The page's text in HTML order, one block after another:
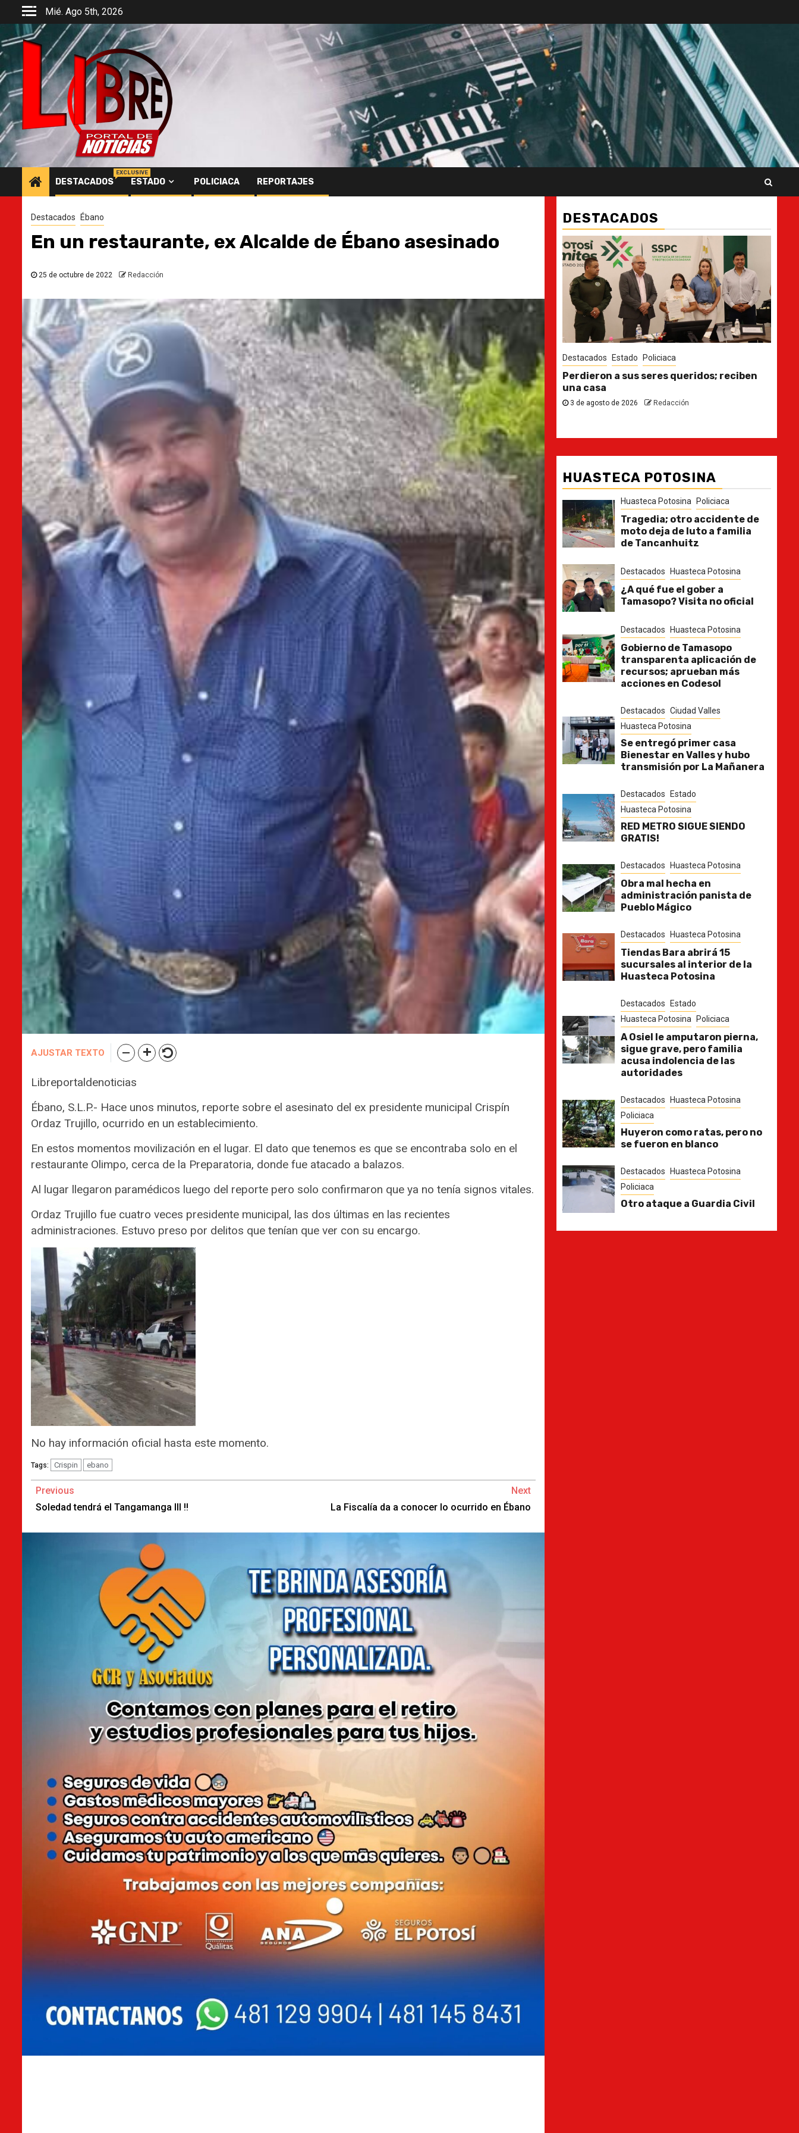
Saltar
contenido
Mié. Ago 5th, 2026
DESTACADOS
EXCLUSIVE
ESTADO POLICIACA REPORTAJES
Destacados Ébano
En un restaurante, ex Alcalde de Ébano asesinado
25 de octubre de 2022 Redacción
AJUSTAR TEXTO
Libreportaldenoticias
Ébano, S.L.P.- Hace unos minutos, reporte sobre el asesinato del ex presidente municipal Crispín
Ordaz Trujillo, ocurrido en un establecimiento.
En estos momentos movilización en el lugar. El dato que tenemos es que se encontraba solo en el
restaurante Olimpo, cerca de la Preparatoria, donde fue atacado a balazos.
Al lugar llegaron paramédicos luego del reporte pero solo confirmaron que ya no tenía signos vitales.
Ordaz Trujillo fue cuatro veces presidente municipal, las dos últimas en las recientes
administraciones. Estuvo preso por delitos que tenían que ver con su encargo.
No hay información oficial hasta este momento.
Tags: Crispin ebano
Continue
Reading
Previous
Soledad tendrá el Tangamanga III !!
Next
La Fiscalía da a conocer lo ocurrido en Ébano
DESTACADOS
Destacados Huasteca Potosina
¿A qué fue el gober a Tamasopo? Visita no
oficial
17 de julio de 2026 Redacción
Destacados Estado
Quinto año de gobierno de carreteras,
transporte y otros proyectos de impacto
en SLP
4 de agosto de 2026 Redacción
Destacados Estado
Perdieron a sus seres queridos; reciben
una casa
3 de agosto de 2026
HUASTECA POTOSINA
Huasteca Potosina Policiaca
Tragedia; otro accidente de
moto deja de luto a familia
de Tancanhuitz
Destacados Huasteca Potosina
¿A qué fue el gober a
Tamasopo? Visita no oficial
Destacados Huasteca Potosina
Gobierno de Tamasopo
transparenta aplicación de
recursos; aprueban más
acciones en Codesol
Destacados Ciudad Valles
Huasteca Potosina
Se entregó primer casa
Bienestar en Valles y hubo
transmisión por La Mañanera
Destacados
Estado
Huasteca Potosina
RED METRO SIGUE SIENDO
GRATIS!
Destacados Huasteca Potosina
Obra mal hecha en
administración panista de
Pueblo Mágico
Destacados Huasteca Potosina
Tiendas Bara abrirá 15
sucursales al interior de la
Huasteca Potosina
Destacados
Estado
Huasteca Potosina
Policiaca
A Osiel le amputaron pierna,
sigue grave, pero familia
acusa indolencia de las
autoridades
Destacados
Huasteca Potosina
Policiaca
Huyeron como ratas, pero no
se fueron en blanco
Destacados
Huasteca Potosina
Policiaca
Otro ataque a Guardia Civil